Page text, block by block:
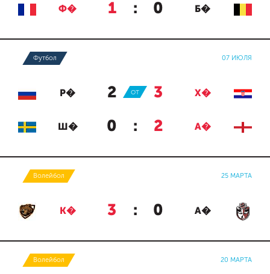
Ф� 1 : 0 Б�
Футбол 07 ИЮЛЯ
Р� 2 : 3 Х�
ОТ
Ш� 0 : 2 А�
Волейбол 25 МАРТА
К� 3 : 0 А�
Волейбол 20 МАРТА